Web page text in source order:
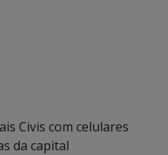
Civis com celulares
da capital